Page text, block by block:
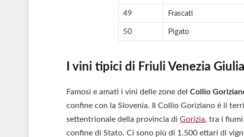
49 Frascati
50 Pigato
I vini tipici di Friuli Venezia
Famosi e amati i vini delle zone delCollio
confine con la Slovenia. Il Collio Goriziano è il
settentrionale della provincia diGorizia, tra i fiumi
confine di Stato. Ci sono più di 1.500 ettari di